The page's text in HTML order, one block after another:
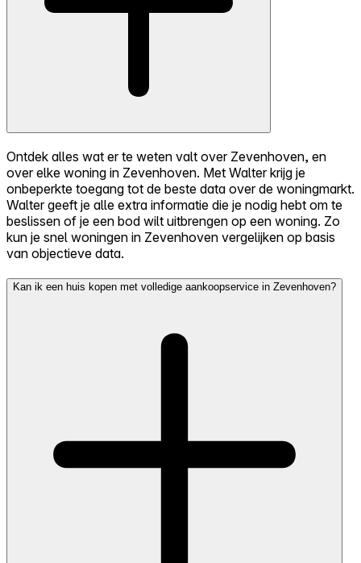
Ontdek alles wat er te weten valt over Zevenhoven, en
over elke woning in Zevenhoven. Met Walter krijg je
onbeperkte toegang tot de beste data over de woningmarkt.
Walter geeft je alle extra informatie die je nodig hebt om te
beslissen of je een bod wilt uitbrengen op een woning. Zo
kun je snel woningen in Zevenhoven vergelijken op basis
van objectieve data.
Kan ik een huis kopen met volledige aankoopservice in Zevenhoven?